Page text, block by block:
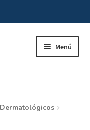
Menú
Dermatológicos